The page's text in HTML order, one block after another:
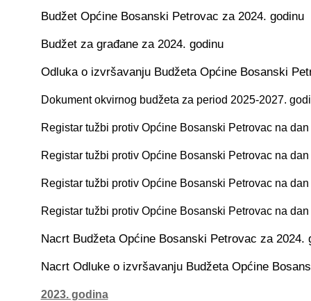
Budžet Općine Bosanski Petrovac za 2024. godinu
Budžet za građane za 2024. godinu
Odluka o izvršavanju Budžeta Općine Bosanski
Dokument okvirnog budžeta za period 2025-2027.
Registar tužbi protiv Općine Bosanski Petrovac na
Registar tužbi protiv Općine Bosanski Petrovac na
Registar tužbi protiv Općine Bosanski Petrovac na
Registar tužbi protiv Općine Bosanski Petrovac na
Nacrt Budžeta Općine Bosanski Petrovac za 2024.
Nacrt Odluke o izvršavanju Budžeta Općine
2023. godina